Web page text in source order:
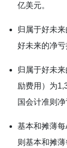
亿美元。
归属于好未
好未来的净亏
归属于好未
励费用）为
国会计准则净
基本和摊薄
则基本和摊